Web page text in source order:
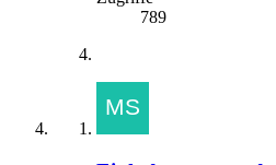
789